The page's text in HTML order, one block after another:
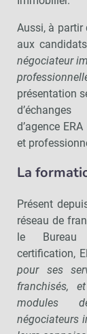
Aussi, à partir
aux
négociateur
présentation
d’agence
et
La
Présent
réseau de
le
certification,
pour ses
franchisés,
modules
négociateurs